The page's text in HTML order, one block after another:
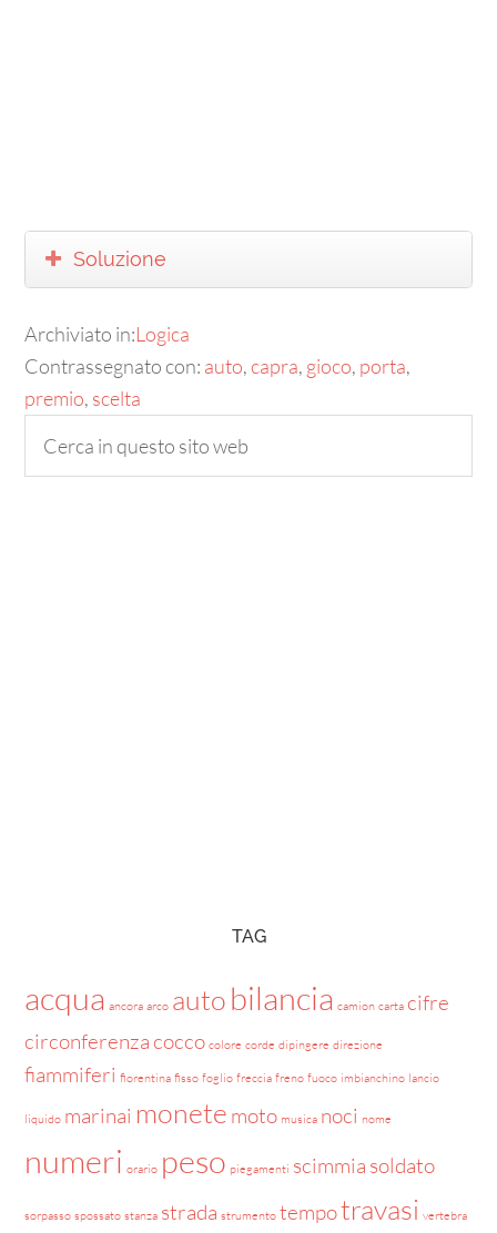
Soluzione
Archiviato in:Logica
Contrassegnato con: auto,capra, gioco, porta,
premio, scelta
TAG
acqua ancora arco autobilancia camion carta cifre
circonferenzacocco colore corde dipingere direzione
fiammiferi fiorentina fisso foglio freccia freno fuoco imbianchino lancio
liquido marinai monete moto musica noci nome
numeri orario peso piegamenti scimmia soldato
sorpasso spossato stanza strada strumento tempotravasi vertebra